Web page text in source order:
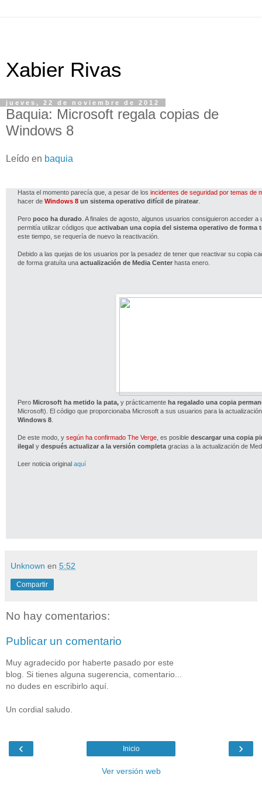
Xabier Rivas
jueves, 22 de noviembre de 2012
Baquia: Microsoft regala copias de
Windows 8
Leído en baquia
Hasta el momento parecía que, a pesar de los incidentes de seguridad por temas de
hacer de Windows 8 un sistema operativo difícil de piratear
Pero poco ha durado . A finales de agosto, algunos usuarios consiguieron acceder a
permitía utilizar códigos que activaban una copia del sistema operativo de forma
este tiempo, se requería de nuevo la reactivación.
Debido a las quejas de los usuarios por la pesadez de tener que reactivar su copia
de forma gratuíta una actualización de Media Center hasta enero.
Pero Microsoft ha metido la pata, y prácticamente ha regalado una copia
Microsoft). El código que proporcionaba Microsoft a sus usuarios para la
Windows 8
De este modo, y según ha confirmado The Verge , es posible descargar una copia
ilegal y después actualizar a la versión completa gracias a la actualización de
Leer noticia original aquí
Unknown en 5:52
Compartir
No hay comentarios:
Publicar un comentario
Muy agradecido por haberte pasado por este
blog. Si tienes alguna sugerencia, comentario...
no dudes en escribirlo aquí.
Un cordial saludo.
‹ ›
Inicio
Ver versión web